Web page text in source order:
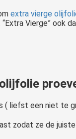
extra vierge
Vierge” ook
( liefst een niet te
zodat ze de